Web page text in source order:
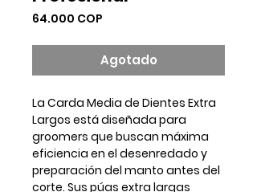
64.000 COP
Agotado
La Carda Media de Dientes Extra
Largos está diseñada para
groomers que buscan máxima
eficiencia en el desenredado y
preparación del manto antes del
corte. Sus púas extra largas